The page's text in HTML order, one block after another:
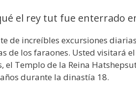
el rey tut fue enterrado
de increíbles excursiones
de los faraones. Usted visitará
el Templo de la Reina
durante la dinastía 18.